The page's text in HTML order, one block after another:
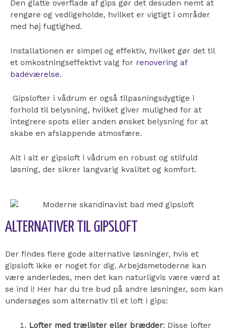
Den glatte overflade af gips gør det desuden nemt at
rengøre og vedligeholde, hvilket er vigtigt i områder
med høj fugtighed.
Installationen er simpel og effektiv, hvilket gør det til
et omkostningseffektivt valg for renovering af
badeværelse.
Gipslofter i vådrum er også tilpasningsdygtige i
forhold til belysning, hvilket giver mulighed for at
integrere spots eller anden ønsket belysning for at
skabe en afslappende atmosfære.
Alt i alt er gipsloft i vådrum en robust og stilfuld
løsning, der sikrer langvarig kvalitet og komfort.
ALTERNATIVER TIL GIPSLOFT
Der findes flere gode alternative løsninger, hvis et
gipsloft ikke er noget for dig. Arbejdsmetoderne kan
være anderledes, men det kan naturligvis være værd at
se ind i! Her har du tre bud på andre løsninger, som kan
undersøges som alternativ til et loft i gips:
Lofter med trælister eller brædder: Disse lofter